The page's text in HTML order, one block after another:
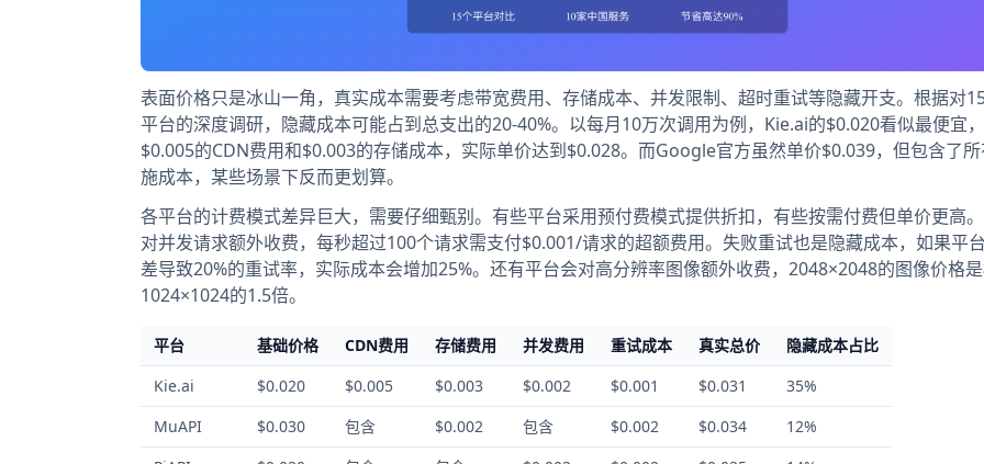
表面价格只是冰山一角，真实成本需要考虑带宽费用、存储成本、并发限制、超时重试等隐藏开支。根据对
平台的深度调研，隐藏成本可能占到总支出的20-40%。以每月10万次调用为例，Kie.ai的$0.020看似最便宜
$0.005的CDN费用和$0.003的存储成本，实际单价达到$0.028。而Google官方虽然单价$0.039，但包含了
施成本，某些场景下反而更划算。
各平台的计费模式差异巨大，需要仔细甄别。有些平台采用预付费模式提供折扣，有些按需付费但单价更高
对并发请求额外收费，每秒超过100个请求需支付$0.001/请求的超额费用。失败重试也是隐藏成本，如果平
差导致20%的重试率，实际成本会增加25%。还有平台会对高分辨率图像额外收费，2048×2048的图像价格
1024×1024的1.5倍。
平台 基础价格 CDN费用 存储费用 并发费用 重试成本 真实总价
隐藏成本占比
Kie.ai
$0.020 $0.005 $0.003 $0.002 $0.001 $0.031
35%
MuAPI
$0.030 包含 $0.002 包含 $0.002 $0.034
12%